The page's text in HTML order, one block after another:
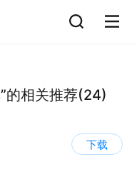
的相关推荐(24)
下载